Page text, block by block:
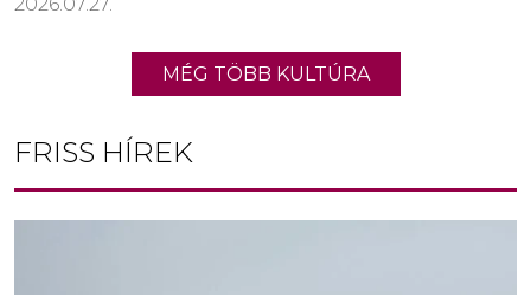
2026.07.27.
MÉG TÖBB KULTÚRA
FRISS HÍREK